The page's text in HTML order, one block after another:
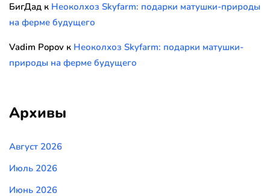
БигДад к Неоколхоз Skyfarm: подарки матушки-природы
на ферме будущего
Vadim Popov к Неоколхоз Skyfarm: подарки матушки-
природы на ферме будущего
Архивы
Август 2026
Июль 2026
Июнь 2026